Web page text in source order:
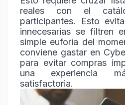
reales con el
participantes. Esto
innecesarias se filtren
simple euforia del
conviene gastar en
para evitar compras
una experiencia
satisfactoria.